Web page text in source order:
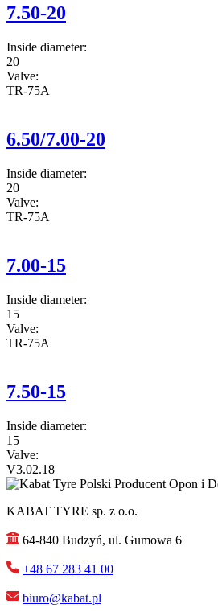
7.50-20
Inside diameter:
20
Valve:
TR-75A
6.50/7.00-20
Inside diameter:
20
Valve:
TR-75A
7.00-15
Inside diameter:
15
Valve:
TR-75A
7.50-15
Inside diameter:
15
Valve:
V3.02.18
KABAT TYRE sp. z o.o.
64-840 Budzyń, ul. Gumowa 6
+48 67 283 41 00
biuro@kabat.pl